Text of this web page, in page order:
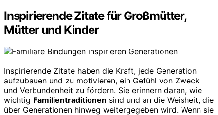
Inspirierende Zitate für Großmütter,
Mütter und Kinder
Inspirierende Zitate haben die Kraft, jede Generation
aufzubauen und zu motivieren, ein Gefühl von Zweck
und Verbundenheit zu fördern. Sie erinnern daran, wie
wichtig Familientraditionen sind und an die Weisheit, die
über Generationen hinweg weitergegeben wird. Wenn sie